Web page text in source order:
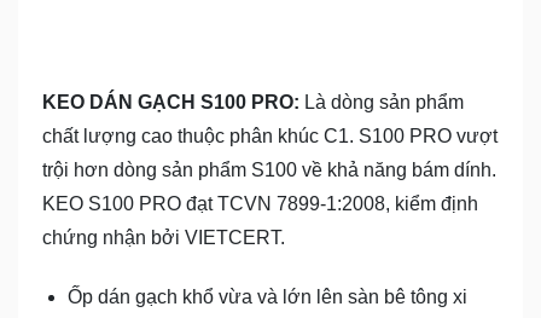
KEO DÁN GẠCH S100 PRO: Là dòng sản phẩm
chất lượng cao thuộc phân khúc C1. S100 PRO vượt
trội hơn dòng sản phẩm S100 về khả năng bám dính.
KEO S100 PRO đạt TCVN 7899-1:2008, kiểm định
chứng nhận bởi VIETCERT.
Ốp dán gạch khổ vừa và lớn lên sàn bê tông xi